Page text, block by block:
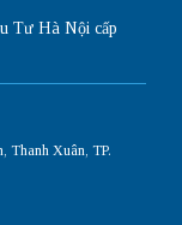
Tư Hà Nội cấp
Thanh Xuân, TP.